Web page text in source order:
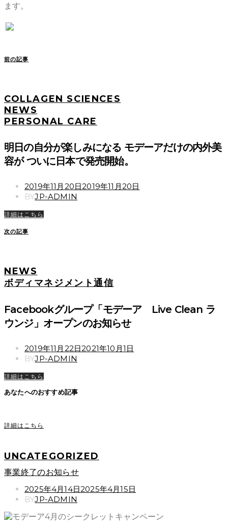
ます。
前の記事
COLLAGEN SCIENCES
NEWS
PERSONAL CARE
明日の自分が楽しみになる モデーアだけの内外美
容が ついに日本で発売開始。
POSTED
ON
2019年11月20日2019年11月20日
BYJP-ADMIN
詳細はこちら
次の記事
NEWS
ボディマネジメント通信
Facebookグループ「モデーア Live Clean ラ
ウンジ」オープンのお知らせ
POSTED
ON
2019年11月22日2021年10月1日
BYJP-ADMIN
詳細はこちら
あなたへのおすすめ記事
詳細はこちら
UNCATEGORIZED
事業終了のお知らせ
POSTED
ON
2025年4月14日2025年4月15日
BYJP-ADMIN